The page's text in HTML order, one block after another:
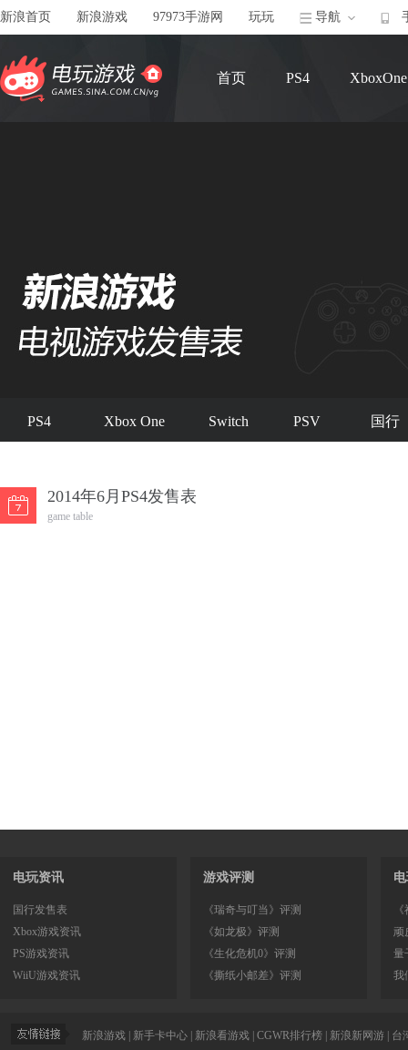
新浪首页 新浪游戏 97973手游网 玩玩 导航
首页 PS4 XboxOne
PS4 Xbox One Switch PSV 国行
2014年6月PS4发售表
game table
电玩资讯
国行发售表
Xbox游戏资讯
PS游戏资讯
WiiU游戏资讯
游戏评测
《瑞奇与叮当》评测
《如龙极》评测
《生化危机0》评测
《撕纸小邮差》评测
顽
量
我
新浪游戏 新手卡中心 新浪看游戏 CGWR排行榜 新浪新网游
台